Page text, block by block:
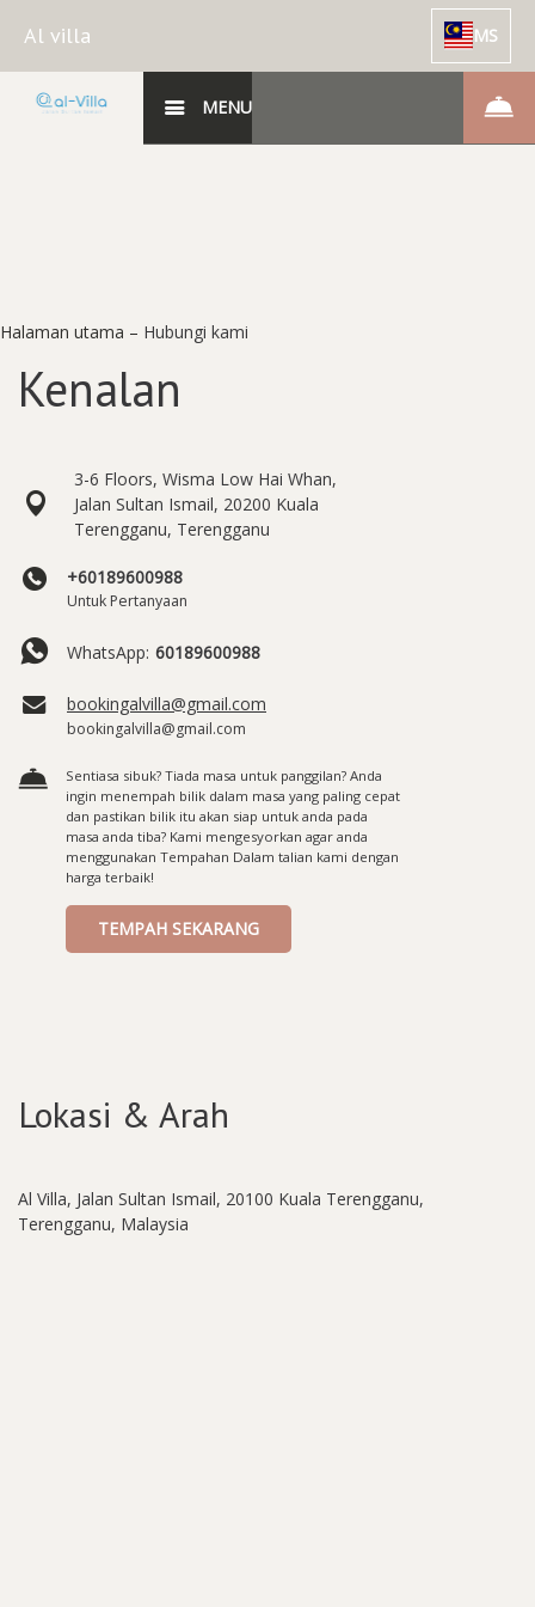
Al villa MS
MENU
Halaman utama – Hubungi kami
Kenalan
3-6 Floors, Wisma Low Hai Whan,
Jalan Sultan Ismail, 20200 Kuala
Terengganu, Terengganu
+60189600988
Untuk Pertanyaan
WhatsApp: 60189600988
bookingalvilla@gmail.com
bookingalvilla@gmail.com
Sentiasa sibuk? Tiada masa untuk panggilan? Anda
ingin menempah bilik dalam masa yang paling cepat
dan pastikan bilik itu akan siap untuk anda pada
masa anda tiba? Kami mengesyorkan agar anda
menggunakan Tempahan Dalam talian kami dengan
harga terbaik!
TEMPAH SEKARANG
Lokasi & Arah
Al Villa, Jalan Sultan Ismail, 20100 Kuala Terengganu,
Terengganu, Malaysia